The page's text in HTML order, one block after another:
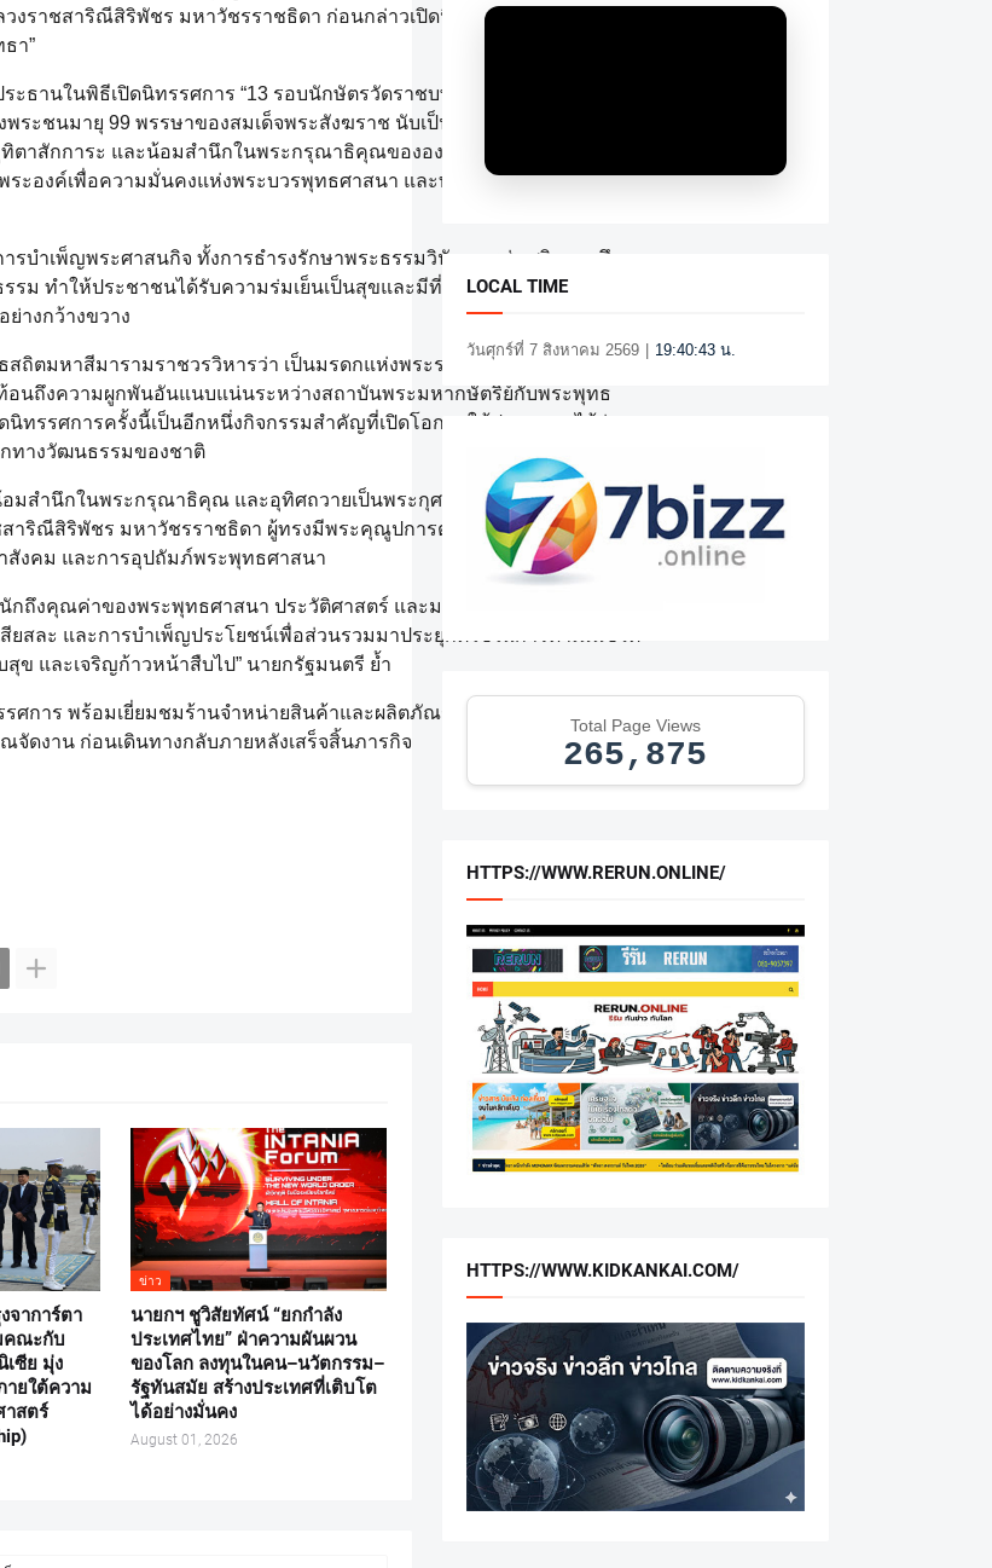
งราชสาริณีสิริพัชร มหาวัชรราชธิดา ก่อนกล่าวเปิดนิทรรศการ “13 รอบ
า”
ะธานในพิธีเปิดนิทรรศการ “13 รอบนักษัตรวัดราชบพิธ พระบรมราชูทิศแห่ง
ระชนมายุ 99 พรรษาของสมเด็จพระสังฆราช นับเป็นวาระอันสำคัญที่
าสักการะ และน้อมสำนึกในพระกรุณาธิคุณขององค์ประมุขแห่งคณะสงฆ์ไทย
ะองค์เพื่อความมั่นคงแห่งพระบวรพุทธศาสนา และทรงเป็นหลักชัยทางจิตใจ
บำเพ็ญพระศาสนกิจ ทั้งการธำรงรักษาพระธรรมวินัย การส่งเสริมการศึกษา
ทำให้ประชาชนได้รับความร่มเย็นเป็นสุขและมีที่ยึดเหนี่ยวทางจิตใจ จึงทรง
างกว้างขวาง
ถิตมหาสีมารามราชวรวิหารว่า เป็นมรดกแห่งพระราชศรัทธาที่พระบาท
อนถึงความผูกพันอันแนบแน่นระหว่างสถาบันพระมหากษัตริย์กับพระพุทธ
ทรรศการครั้งนี้เป็นอีกหนึ่งกิจกรรมสำคัญที่เปิดโอกาสให้ประชาชนได้ร่วม
ทางวัฒนธรรมของชาติ
มสำนึกในพระกรุณาธิคุณ และอุทิศถวายเป็นพระกุศลแด่สมเด็จพระเจ้าลูกเธอ
าริณีสิริพัชร มหาวัชรราชธิดา ผู้ทรงมีพระคุณูปการต่อประเทศชาติ พระพุทธ
งคม และการอุปถัมภ์พระพุทธศาสนา
กถึงคุณค่าของพระพุทธศาสนา ประวัติศาสตร์ และมรดกทางวัฒนธรรมของ
ละ และการบำเพ็ญประโยชน์เพื่อส่วนรวมมาประยุกต์ใช้ในการดำเนินชีวิต
ข และเจริญก้าวหน้าสืบไป” นายกรัฐมนตรี ย้ำ
ศการ พร้อมเยี่ยมชมร้านจำหน่ายสินค้าและผลิตภัณฑ์ในโครงการกำลังใจใน
จัดงาน ก่อนเดินทางกลับภายหลังเสร็จสิ้นภารกิจ
จาการ์ตา
คณะกับ
ซีย มุ่ง
ยใต้ความ
าสตร์
ข่าว
นายกฯ ชูวิสัยทัศน์ “ยกกำลัง
ประเทศไทย” ฝ่าความผันผวน
ของโลก ลงทุนในคน–นวัตกรรม–
รัฐทันสมัย สร้างประเทศที่เติบโต
ได้อย่างมั่นคง
August 01, 2026
LOCAL TIME
วันศุกร์ที่ 7 สิงหาคม 2569 19:40:44 น.
Total Page Views
265,875
HTTPS://WWW.RERUN.ONLINE/
HTTPS://WWW.KIDKANKAI.COM/